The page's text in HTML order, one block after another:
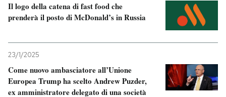
Il logo della catena di fast food che
prenderà il posto di McDonald’s in Russia
23/1/2025
Come nuovo ambasciatore all’Unione
Europea Trump ha scelto Andrew Puzder,
ex amministratore delegato di una società